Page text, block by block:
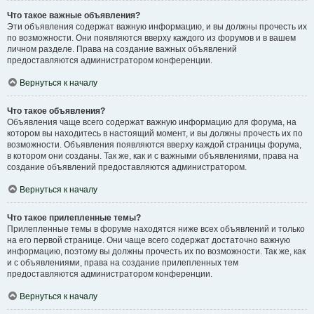
Что такое важные объявления?
Эти объявления содержат важную информацию, и вы должны прочесть их
по возможности. Они появляются вверху каждого из форумов и в вашем
личном разделе. Права на создание важных объявлений
предоставляются администратором конференции.
Вернуться к началу
Что такое объявления?
Объявления чаще всего содержат важную информацию для форума, на
котором вы находитесь в настоящий момент, и вы должны прочесть их по
возможности. Объявления появляются вверху каждой страницы форума,
в котором они созданы. Так же, как и с важными объявлениями, права на
создание объявлений предоставляются администратором.
Вернуться к началу
Что такое прилепленные темы?
Прилепленные темы в форуме находятся ниже всех объявлений и только
на его первой странице. Они чаще всего содержат достаточно важную
информацию, поэтому вы должны прочесть их по возможности. Так же, как
и с объявлениями, права на создание прилепленных тем
предоставляются администратором конференции.
Вернуться к началу